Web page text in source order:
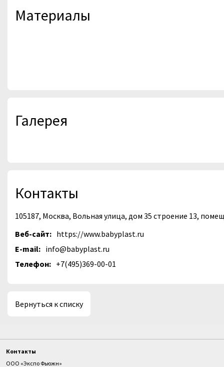
Материалы
Галерея
Контакты
105187, Москва, Вольная улица, дом 35 строение 13,
Веб-сайт: https://www.babyplast.ru
E-mail: info@babyplast.ru
Телефон: +7(495)369-00-01
Вернуться к списку
Контакты
ООО «Экспо Фьюжн»